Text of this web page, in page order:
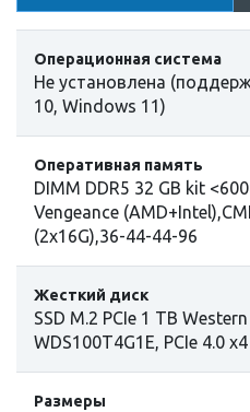
Операционная система
Не установлена
10, Windows 11)
Оперативная память
DIMM DDR5 32 GB kit
Vengeance
(2x16G),36-44-44-96
Жесткий диск
SSD M.2 PCIe 1 TB
WDS100T4G1E, PCIe 4.0 x4
Размеры